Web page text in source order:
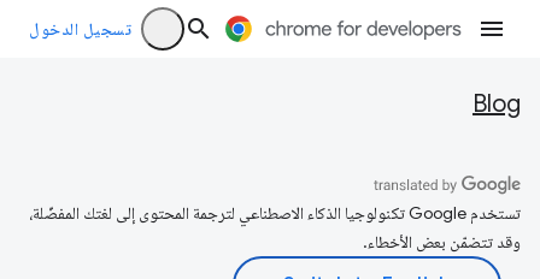
تسجيل الدخول
Blog
تستخدم Google تكنولوجيا الذكاء الاصطناعي لترجمة المحتوى إلى لغتك المفضّلة،
وقد تتضمّن بعض الأخطاء.